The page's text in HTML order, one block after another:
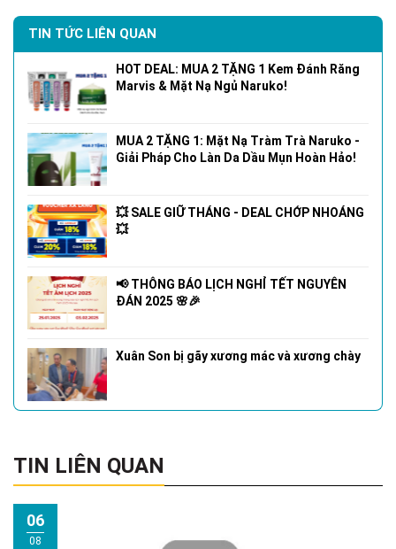
TIN TỨC LIÊN QUAN
HOT DEAL: MUA 2 TẶNG 1 Kem Đánh Răng
Marvis & Mặt Nạ Ngủ Naruko!
MUA 2 TẶNG 1: Mặt Nạ Tràm Trà Naruko -
Giải Pháp Cho Làn Da Dầu Mụn Hoàn Hảo!
💥 SALE GIỮ THÁNG - DEAL CHỚP NHOÁNG
💥
📢 THÔNG BÁO LỊCH NGHỈ TẾT NGUYÊN
ĐÁN 2025 🌸🎉
Xuân Son bị gãy xương mác và xương chày
TIN LIÊN QUAN
06
08